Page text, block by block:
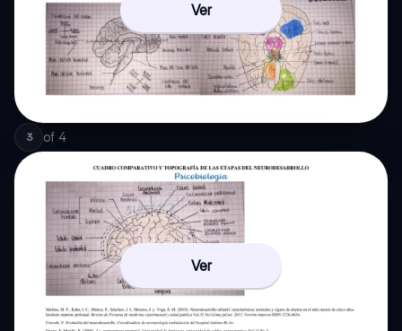
Ver
3 of 4
Ver